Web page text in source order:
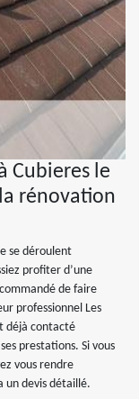
Cubieres le
rénovation
se déroulent
profiter d’une
de faire
professionnel Les
déjà contacté
prestations. Si vous
vous rendre
un devis détaillé.